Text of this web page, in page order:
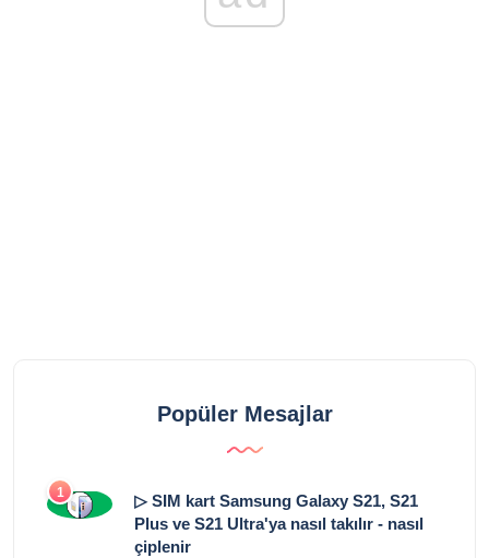
Popüler Mesajlar
1
▷ SIM kart Samsung Galaxy S21, S21
Plus ve S21 Ultra'ya nasıl takılır - nasıl
çiplenir